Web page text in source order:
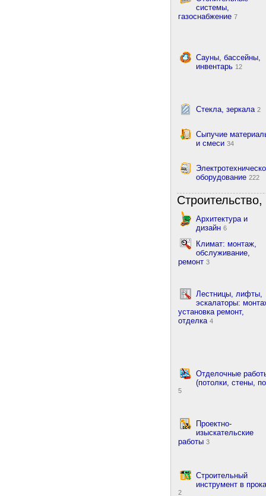
системы,
газоснабжение 7
Сауны, бассейны,
инвентарь 12
Стекла, зеркала 2
Сыпучие
и смеси 34
оборудование 222
Архитектура и
дизайн 6
Климат: монтаж,
обслуживание,
ремонт 3
Лестницы, лифты,
эскалаторы:
установка ремонт,
отделка 4
Отделочные
(потолки, стены,
5
Проектно-
изыскательские
работы 3
Строительный
инструмент в
2